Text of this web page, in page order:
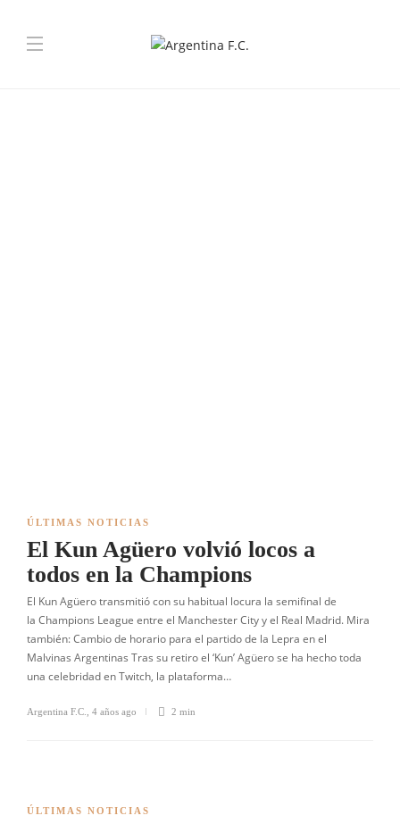
ÚLTIMAS NOTICIAS
El Kun Agüero volvió locos a
todos en la Champions
El Kun Agüero transmitió con su habitual locura la semifinal de
la Champions League entre el Manchester City y el Real Madrid. Mira
también: Cambio de horario para el partido de la Lepra en el
Malvinas Argentinas Tras su retiro el ‘Kun’ Agüero se ha hecho toda
una celebridad en Twitch, la plataforma…
Argentina F.C. 4 años ago 2 min
ÚLTIMAS NOTICIAS